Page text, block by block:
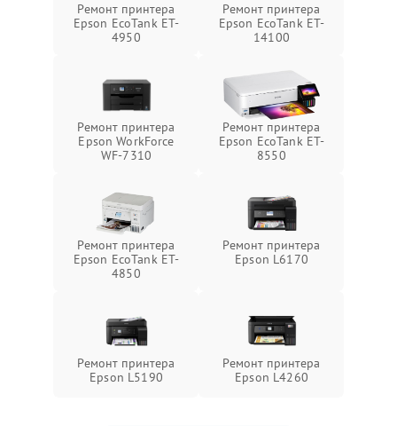
Ремонт принтера
Epson EcoTank ET-
4950
Ремонт принтера
Epson EcoTank ET-
14100
Ремонт принтера
Epson WorkForce
WF-7310
Ремонт принтера
Epson EcoTank ET-
8550
Ремонт принтера
Epson EcoTank ET-
4850
Ремонт принтера
Epson L6170
Ремонт принтера
Epson L5190
Ремонт принтера
Epson L4260